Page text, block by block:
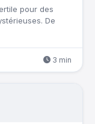
pour des
De
3 min